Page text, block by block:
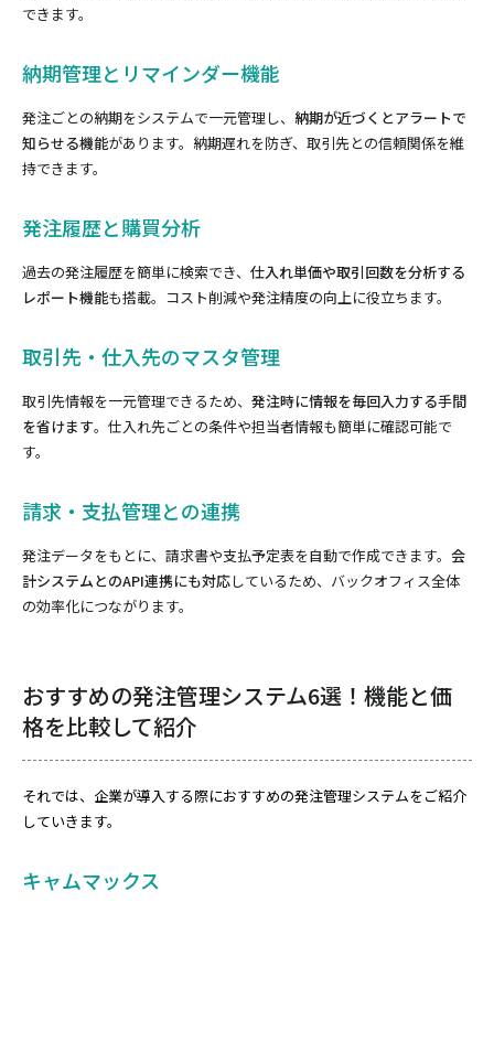
できます。
納期管理とリマインダー機能
発注ごとの納期をシステムで一元管理し、 納期が近づくとアラートで
知らせる機能があります。納期遅れを防ぎ、取引先との信頼関係を維
持できます。
発注履歴と購買分析
過去の発注履歴を簡単に検索でき、 仕入れ単価や取引回数を分析する
レポート機能も搭載。コスト削減や発注精度の向上に役立ちます。
取引先・仕入先のマスタ管理
取引先情報を一元管理できるため、 発注時に情報を毎回入力する手間
を省けます。仕入れ先ごとの条件や担当者情報も簡単に確認可能で
す。
請求・支払管理との連携
発注データをもとに、請求書や支払予定表を自動で作成できます。 会
計システムとのAPI連携にも対応しているため、バックオフィス全体
の効率化につながります。
おすすめの発注管理システム6選！機能と価
格を比較して紹介
それでは、企業が導入する際におすすめの発注管理システムをご紹介
していきます。
キャムマックス